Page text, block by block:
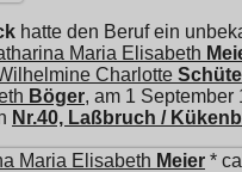
hatte den Beruf ein
Maria Elisabeth
Charlotte Schüte
Böger, am 1 September
Nr.40, Laßbruch /
Maria Elisabeth Meier *